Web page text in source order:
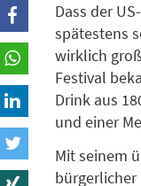
Dass der
spätestens
wirklich
Festival
Drink aus
und einer
Mit seinem
bürgerlicher